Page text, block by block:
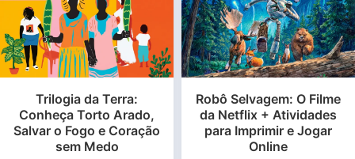
Trilogia da Terra:
Conheça Torto Arado,
Salvar o Fogo e Coração
sem Medo
Robô Selvagem: O Filme
da Netflix + Atividades
para Imprimir e Jogar
Online